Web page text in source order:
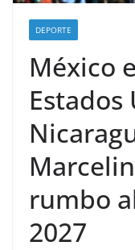
DEPORTE
México
Estados
rumbo
2027